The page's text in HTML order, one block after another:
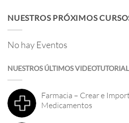
NUESTROS PRÓXIMOS
No hay Eventos
NUESTROS ÚLTIMOS
Farmacia – Crear e
Medicamentos